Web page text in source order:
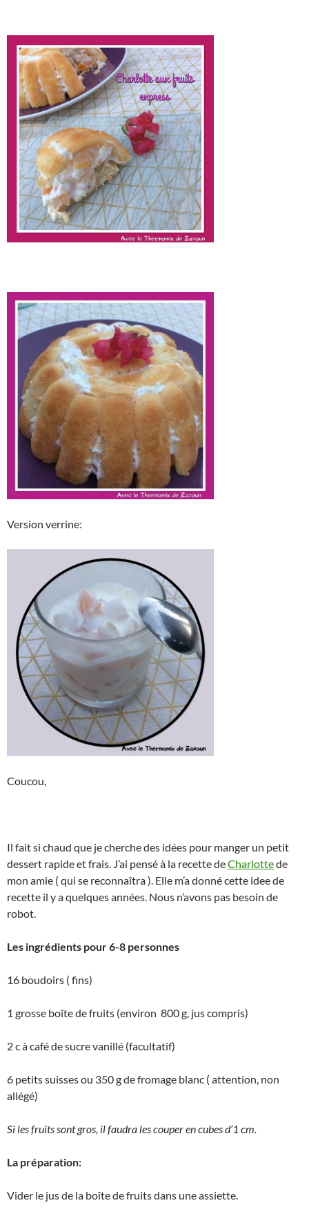
Version verrine:
Coucou,
Il fait si chaud que je cherche des idées pour manger un petit
dessert rapide et frais. J’ai pensé à la recette deCharlottede
mon amie ( qui se reconnaîtra ). Elle m’a donné cette idee de
recette il y a quelques années. Nous n’avons pas besoin de
robot.
Les ingrédients pour 6-8 personnes
16 boudoirs ( fins)
1 grosse boîte de fruits (environ 800 g, jus compris)
2 c à café de sucre vanillé (facultatif)
6 petits suisses ou 350 g de fromage blanc ( attention, non
allégé)
Si les fruits sont gros, il faudra les couper en cubes d’1 cm.
La préparation:
Vider le jus de la boîte de fruits dans une assiette.